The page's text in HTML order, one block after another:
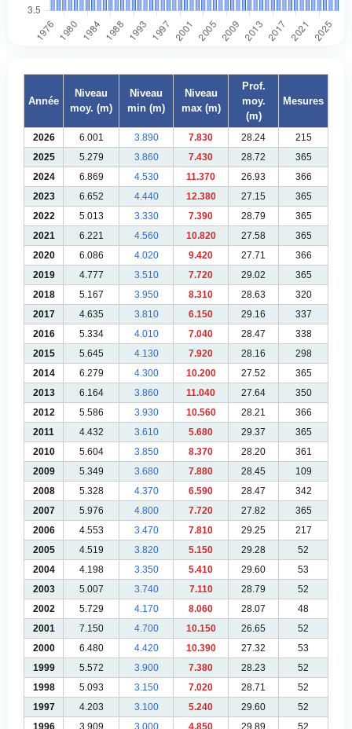
Année
Niveau
moy. (m)
Niveau
min (m)
Niveau
max (m)
Prof.
moy.
(m)
Mesures
2026 6.001 3.890 7.830 28.24
215
2025
5.279 3.860 7.430 28.72
365
2024
6.869 4.530 11.370 26.93
366
2023
6.652 4.440 12.380 27.15
365
2022
5.013 3.330 7.390 28.79
365
2021
6.221 4.560 10.820 27.58
365
2020
6.086 4.020 9.420 27.71
366
2019
4.777 3.510 7.720 29.02
365
2018
5.167 3.950 8.310 28.63
320
2017
4.635 3.810 6.150 29.16
337
2016
5.334 4.010 7.040 28.47
338
2015
5.645 4.130 7.920 28.16
298
2014
6.279 4.300 10.200 27.52
365
2013
6.164 3.860 11.040 27.64
350
2012
5.586 3.930 10.560 28.21
366
2011
4.432 3.610 5.680 29.37
365
2010
5.604 3.850 8.370 28.20
361
2009
5.349 3.680 7.880 28.45
109
2008
5.328 4.370 6.590 28.47
342
2007
5.976 4.800 7.720 27.82
365
2006
4.553 3.470 7.810 29.25
217
2005
4.519 3.820 5.150 29.28
52
2004
4.198 3.350 5.410 29.60
53
2003
5.007 3.740 7.110 28.79
52
2002
5.729 4.170 8.060 28.07
48
2001
7.150 4.700 10.150 26.65
52
2000
6.480 4.420 10.390 27.32
53
1999
5.572 3.900 7.380 28.23
52
1998
5.093 3.150 7.020 28.71
52
1997
4.203 3.100 5.240 29.60
52
1996
3.909 3.000 4.850 29.89 52